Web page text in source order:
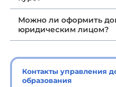
Можно ли оформить
юридическим лицом?
Контакты управления
образования